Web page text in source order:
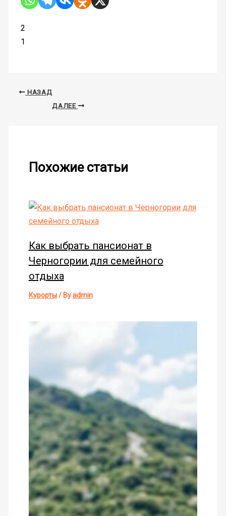
2
1
НАЗАД
ДАЛЕЕ
Похожие статьи
Как выбрать пансионат в
Черногории для семейного
отдыха
Курорты/ Byadmin